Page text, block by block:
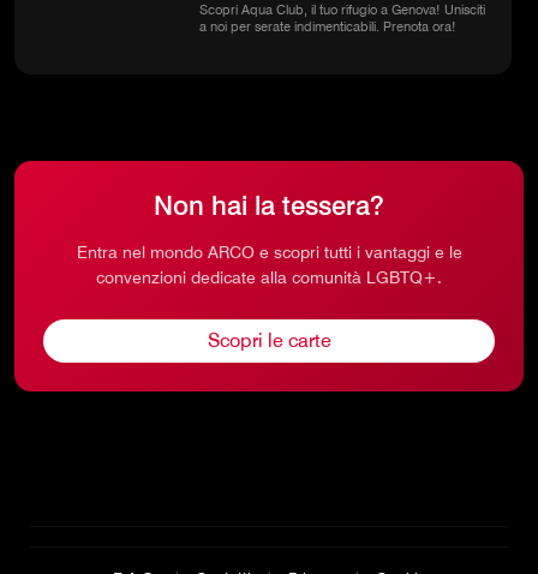
Scopri Aqua Club, il tuo rifugio a Genova! Unisciti
a noi per serate indimenticabili. Prenota ora!
Non hai la tessera?
Entra nel mondo ARCO e scopri tutti i vantaggi e le
convenzioni dedicate alla comunità LGBTQ+.
Scopri le carte